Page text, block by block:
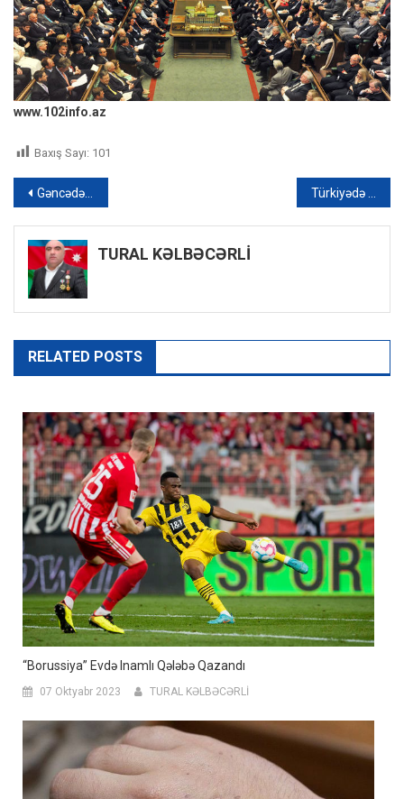
www.102info.az
Baxış Sayı: 101
Yazı
naviqasiyası
Gəncədə 54 yaşlı kişi intihar edib
TURAL KƏLBƏCƏRLİ
RELATED POSTS
“Borussiya” Evdə Inamlı Qələbə Qazandı
07 Oktyabr 2023 TURAL KƏLBƏCƏRLİ